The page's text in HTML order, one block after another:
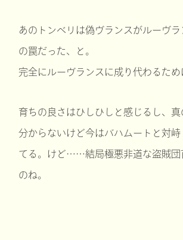
あのトンベリは偽ヴランスがルーヴ
の罠だった、と。
完全にルーヴランスに成り代わるため
育ちの良さはひしひしと感じるし、
分からないけど今はバハムートと対峙
てる。けど……結局極悪非道な盗賊団
のね。